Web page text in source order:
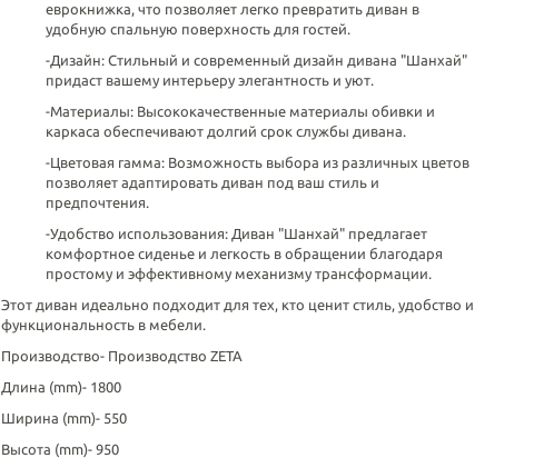
еврокнижка, что позволяет легко превратить диван в
удобную спальную поверхность для гостей.
-Дизайн: Стильный и современный дизайн дивана "Шанхай"
придаст вашему интерьеру элегантность и уют.
-Материалы: Высококачественные материалы обивки и
каркаса обеспечивают долгий срок службы дивана.
-Цветовая гамма: Возможность выбора из различных цветов
позволяет адаптировать диван под ваш стиль и
предпочтения.
-Удобство использования: Диван "Шанхай" предлагает
комфортное сиденье и легкость в обращении благодаря
простому и эффективному механизму трансформации.
Этот диван идеально подходит для тех, кто ценит стиль, удобство и
функциональность в мебели.
Производство- Производство ZETA
Длина (mm)- 1800
Ширина (mm)- 550
Высота (mm)- 950